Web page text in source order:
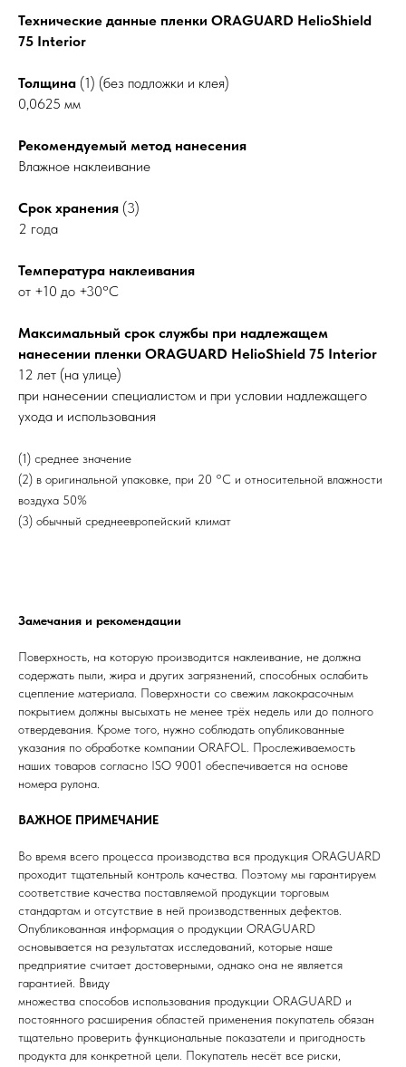
Технические данные пленки ORAGUARD HelioShield
75 Interior
Толщина (1) (без подложки и клея)
0,0625 мм
Рекомендуемый метод нанесения
Влажное наклеивание
Срок хранения (3)
2 года
Температура наклеивания
от +10 до +30°C
Максимальный срок службы при надлежащем
нанесении пленки ORAGUARD HelioShield 75 Interior
12 лет (на улице)
при нанесении специалистом и при условии надлежащего
ухода и использования
(1) среднее значение
(2) в оригинальной упаковке, при 20 °С и относительной влажности
воздуха 50%
(3) обычный среднеевропейский климат
Замечания и рекомендации
Поверхность, на которую производится наклеивание, не должна
содержать пыли, жира и других загрязнений, способных ослабить
сцепление материала. Поверхности со свежим лакокрасочным
покрытием должны высыхать не менее трёх недель или до полного
отвердевания. Кроме того, нужно соблюдать опубликованные
указания по обработке компании ORAFOL. Прослеживаемость
наших товаров согласно ISO 9001 обеспечивается на основе
номера рулона.
ВАЖНОЕ ПРИМЕЧАНИЕ
Во время всего процесса производства вся продукция ORAGUARD
проходит тщательный контроль качества. Поэтому мы гарантируем
соответствие качества поставляемой продукции торговым
стандартам и отсутствие в ней производственных дефектов.
Опубликованная информация о продукции ORAGUARD
основывается на результатах исследований, которые наше
предприятие считает достоверными, однако она не является
гарантией. Ввиду
множества способов использования продукции ORAGUARD и
постоянного расширения областей применения покупатель обязан
тщательно проверить функциональные показатели и пригодность
продукта для конкретной цели. Покупатель несёт все риски,